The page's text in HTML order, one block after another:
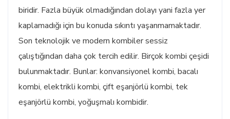
biridir. Fazla büyük olmadığından dolayı yani fazla yer
kaplamadığı için bu konuda sıkıntı yaşanmamaktadır.
Son teknolojik ve modern kombiler sessiz
çalıştığından daha çok tercih edilir. Birçok kombi çeşidi
bulunmaktadır. Bunlar: konvansiyonel kombi, bacalı
kombi, elektrikli kombi, çift eşanjörlü kombi, tek
eşanjörlü kombi, yoğuşmalı kombidir.